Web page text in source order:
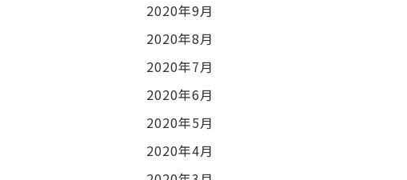
2020年9月
2020年8月
2020年7月
2020年6月
2020年5月
2020年4月